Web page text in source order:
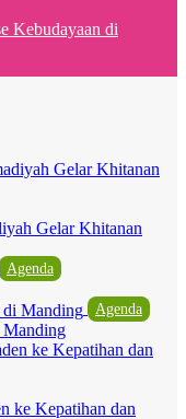
Kebudayaan di
Gelar Khitanan
Agenda
Agenda
Manding
ke Kepatihan dan